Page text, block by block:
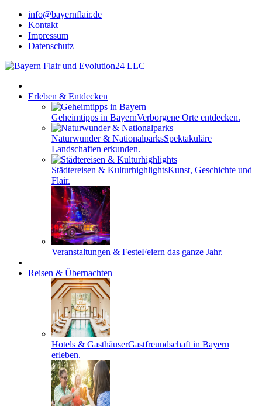
info@bayernflair.de
Kontakt
Impressum
Datenschutz
Erleben & Entdecken
Geheimtipps in BayernVerborgene Orte entdecken.
Naturwunder & NationalparksSpektakuläre
Landschaften erkunden.
Städtereisen & KulturhighlightsKunst, Geschichte und
Flair.
Veranstaltungen & FesteFeiern das ganze Jahr.
Reisen & Übernachten
Hotels & GasthäuserGastfreundschaft in Bayern
erleben.